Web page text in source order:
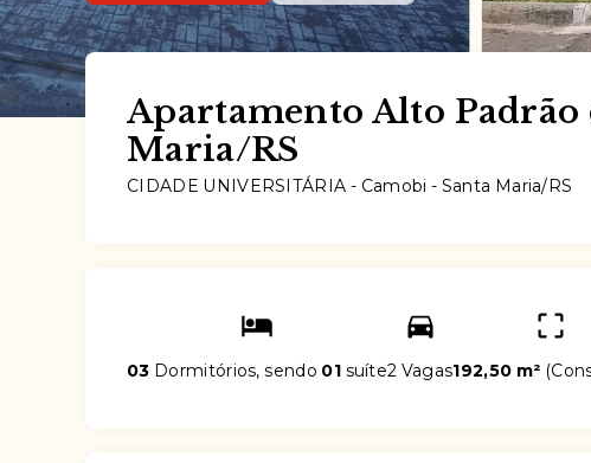
Apartamento Alto Padrão
Maria/RS
CIDADE UNIVERSITÁRIA - Camobi - Santa Maria/RS
03 Dormitórios, sendo 01suíte2 Vagas192,50 m² (